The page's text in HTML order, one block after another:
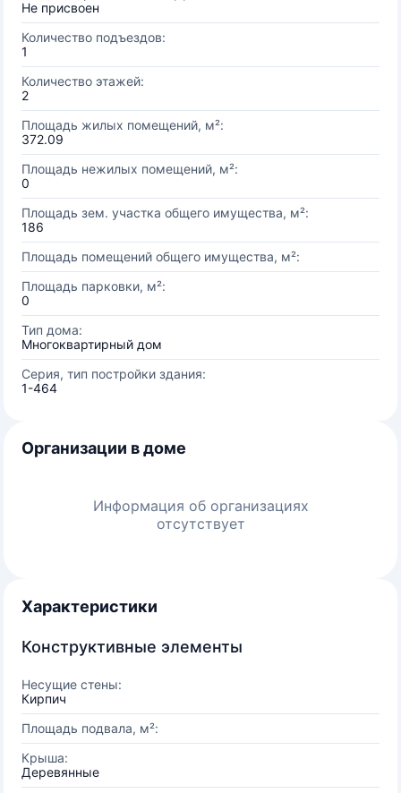
Не присвоен
Количество подъездов:
1
Количество этажей:
2
Площадь жилых помещений, м²:
372.09
Площадь нежилых помещений, м²:
0
Площадь зем. участка общего имущества, м²:
186
Площадь помещений общего имущества, м²:
Площадь парковки, м²:
0
Тип дома:
Многоквартирный дом
Серия, тип постройки здания:
1-464
Организации в доме
Информация об организациях
отсутствует
Характеристики
Конструктивные элементы
Несущие стены:
Кирпич
Площадь подвала, м²:
Крыша:
Деревянные